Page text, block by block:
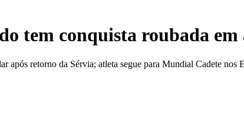
tem conquista roubada em
retorno da Sérvia; atleta segue para Mundial Cadete nos